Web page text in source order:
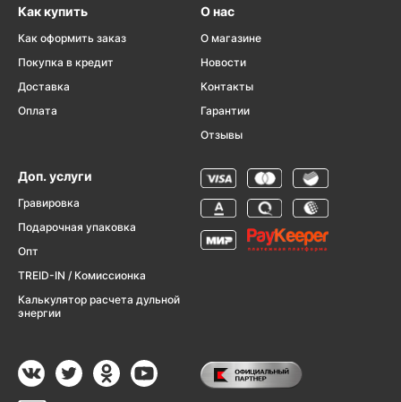
Как купить
Как оформить заказ
Покупка в кредит
Доставка
Оплата
О нас
О магазине
Новости
Контакты
Гарантии
Отзывы
Доп. услуги
Гравировка
Подарочная упаковка
Опт
TREID-IN / Комиссионка
Калькулятор расчета дульной
энергии